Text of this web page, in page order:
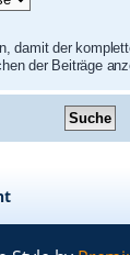
damit der
der Beiträge